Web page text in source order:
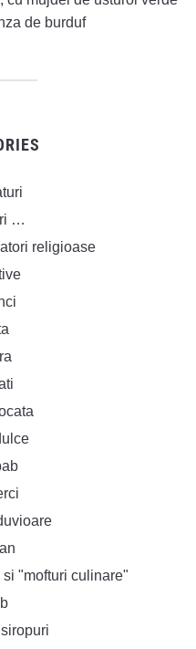
de burduf
…
religioase
"mofturi culinare"